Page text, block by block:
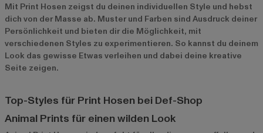
Mit Print Hosen zeigst du deinen individuellen Style und hebst
dich von der Masse ab. Muster und Farben sind Ausdruck deiner
Persönlichkeit und bieten dir die Möglichkeit, mit
verschiedenen Styles zu experimentieren. So kannst du deinem
Look das gewisse Etwas verleihen und dabei deine kreative
Seite zeigen.
Top-Styles für Print Hosen bei Def-Shop
Animal Prints für einen wilden Look